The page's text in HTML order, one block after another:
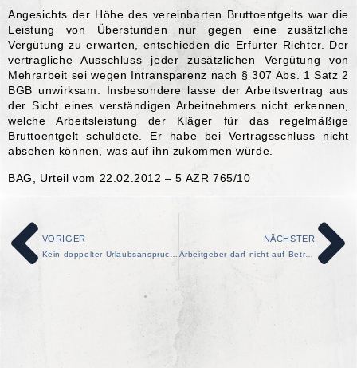
Angesichts der Höhe des vereinbarten Bruttoentgelts war die
Leistung von Überstunden nur gegen eine zusätzliche
Vergütung zu erwarten, entschieden die Erfurter Richter. Der
vertragliche Ausschluss jeder zusätzlichen Vergütung von
Mehrarbeit sei wegen Intransparenz nach § 307 Abs. 1 Satz 2
BGB unwirksam. Insbesondere lasse der Arbeitsvertrag aus
der Sicht eines verständigen Arbeitnehmers nicht erkennen,
welche Arbeitsleistung der Kläger für das regelmäßige
Bruttoentgelt schuldete. Er habe bei Vertragsschluss nicht
absehen können, was auf ihn zukommen würde.
BAG, Urteil vom 22.02.2012 – 5 AZR 765/10
VORIGER NÄCHSTER
Arbeitgeber darf nicht auf Betriebsratsdateien zugreifen – keine Protokolldateien für den Betriebsrat